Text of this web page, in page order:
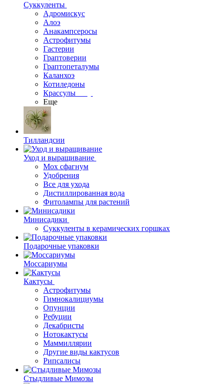
Суккуленты
Адромискус
Алоэ
Анакампсеросы
Астрофитумы
Гастерии
Граптоверии
Граптопеталумы
Каланхоэ
Котиледоны
Крассулы
Еще
Тилландсии
Уход и выращивание
Мох сфагнум
Удобрения
Все для ухода
Дистиллированная вода
Фитолампы для растений
Минисадики
Суккуленты в керамических горшках
Подарочные упаковки
Моссариумы
Кактусы
Астрофитумы
Гимнокалициумы
Опунции
Ребуции
Декабристы
Нотокактусы
Маммиллярии
Другие виды кактусов
Рипсалисы
Стыдливые Мимозы